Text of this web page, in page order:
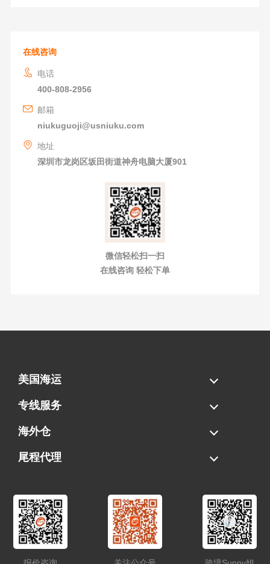
在线咨询
电话
400-808-2956
邮箱
niukuguoji@usniuku.com
地址
深圳市龙岗区坂田街道神舟电脑大厦901
微信轻松扫一扫
在线咨询 轻松下单
美国海运
海运拼柜
海运整柜
美国海卡
加拿大海运
专线服务
FBA专线直送
超大件专线
AWD专线
电池专线
海外仓
一件代发
FBA中转
贴标换标
拆柜/存储
尾程代理